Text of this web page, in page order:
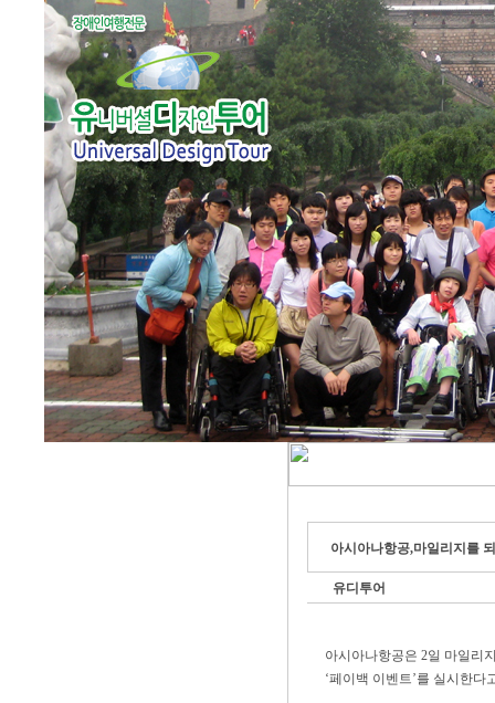
아시아나항공,마일리지를
유디투어
아시아나항공은 2일 마일리
‘페이백 이벤트’를 실시한다